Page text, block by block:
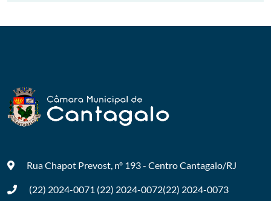
Rua Chapot Prevost, nº 193 - CentroCantagalo/RJ
(22) 2024-0071 (22) 2024-0072(22) 2024-0073